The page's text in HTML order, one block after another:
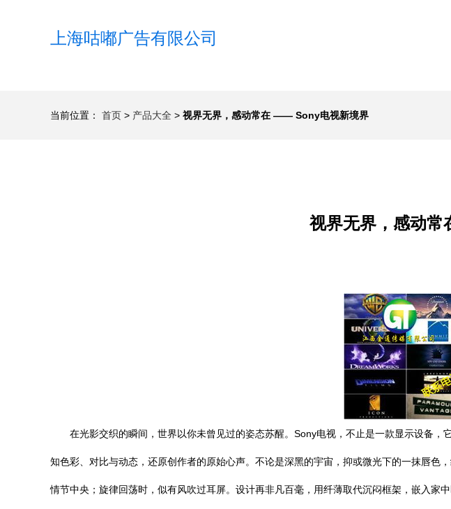
上海咕嘟广告有限公司
当前位置： 首页 > 产品大全 > 视界无界，感动常在 —— Sony电视新境界
视界无界，感动
在光影交织的瞬间，世界以你未曾见过的姿态苏醒。Sony电视，不止是一款显示设备
知色彩、对比与动态，还原创作者的原始心声。不论是深黑的宇宙，抑或微光下的一抹唇
情节中央；旋律回荡时，似有风吹过耳屏。设计再非凡百毫，用纤薄取代沉闷框架，嵌入家